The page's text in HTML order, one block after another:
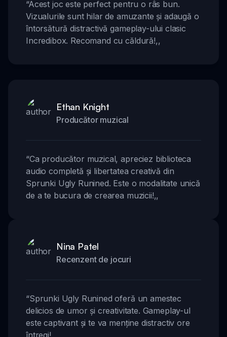
“Acest joc este perfect pentru o râs bun.
Vizualurile sunt hilar de amuzante și adaugă o
întorsătură distractivă gameplay-ului clasic
Incredibox. Recomand cu căldură!,,
Ethan Knight
Producător muzical
“Ca producător muzical, apreciez biblioteca
audio completă și libertatea creativă din
Sprunki Ugly Runined. Este o modalitate unică
de a te bucura de crearea muzicii!,,
Nina Patel
Recenzent de jocuri
“Sprunki Ugly Runined oferă un amestec
delicios de umor și creativitate. Gameplay-ul
este captivant și te va menține distractiv ore